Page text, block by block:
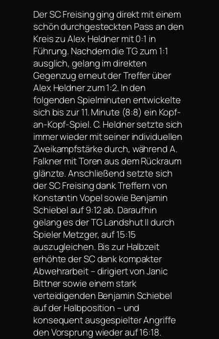
Der SC Freising ging direkt mit einem
schön durchgesteckten Pass an den
Kreis zu Alex Heldner mit 0:1 in
Führung. Nachdem die TG zum 1:1
ausglich, gelang im direkten
Gegenzug erneut der Treffer über
Alex Heldner zum 1:2. In den
folgenden Spielminuten entwickelte
sich bis zur 11. Minute (8:8) ein Kopf-
an-Kopf-Spiel. C. Heldner setzte sich
immer wieder mit seiner individuellen
Zweikampfstärke durch, während A.
Falkner mit Toren aus dem Rückraum
glänzte. Anschließend setzte sich
der SC Freising dank Treffern von
Konstantin Vopel sowie Benjamin
Schiebel auf 9:12 ab. Daraufhin
gelang es der TG Landshut II durch
Spieler Metzger, auf 15:15
auszugleichen. Bis zur Halbzeit
erhöhte der SC dank kompakter
Abwehrarbeit – dirigiert von Janic
Bittner sowie einem stark
verteidigenden Benjamin Schiebel
auf der Halbposition – und
konsequent ausgespielter Angriffe
den Vorsprung wieder auf 16:18.